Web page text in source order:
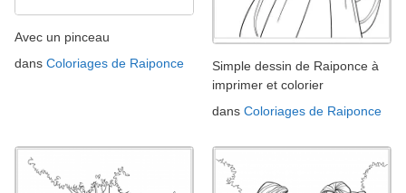
Avec un pinceau
dans Coloriages de Raiponce
Simple dessin de Raiponce à
imprimer et colorier
dans Coloriages de Raiponce